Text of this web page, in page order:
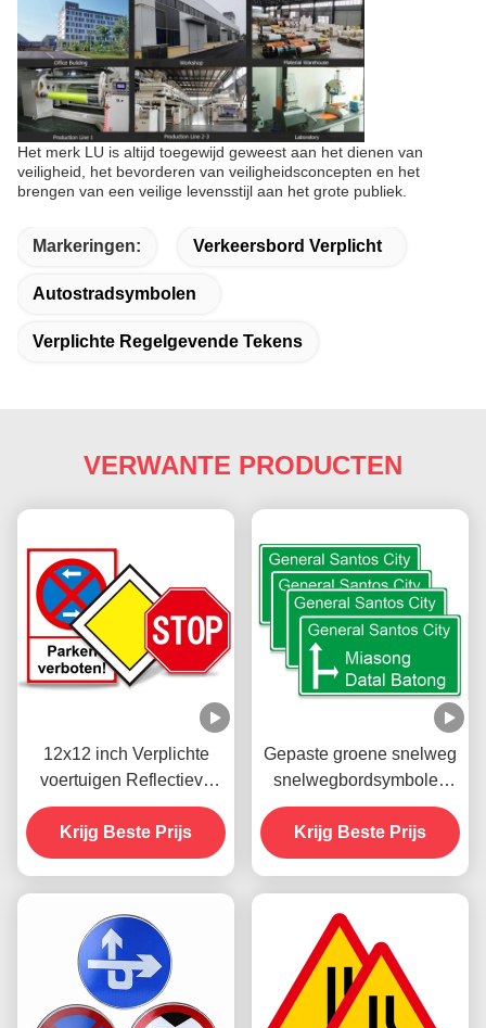
Het merk LU is altijd toegewijd geweest aan het dienen van
veiligheid, het bevorderen van veiligheidsconcepten en het
brengen van een veilige levensstijl aan het grote publiek.
Markeringen: Verkeersbord Verplicht
Autostradsymbolen
Verplichte Regelgevende Tekens
VERWANTE PRODUCTEN
12x12 inch Verplichte
voertuigen Reflectieve
verkeersborden Stop voor
straatweg
Krijg Beste Prijs
Gepaste groene snelweg
snelwegbordsymbolen
verkeer
hoofdwegbordsymbolen
Krijg Beste Prijs